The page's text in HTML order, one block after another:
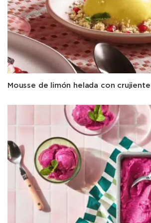
Mousse de limón helada con